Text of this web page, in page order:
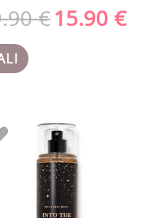
€15.90 €